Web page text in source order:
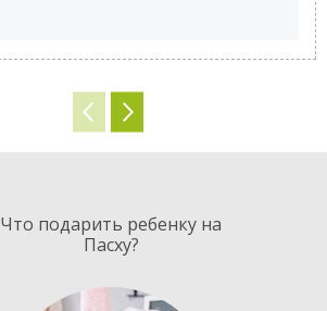
Что подарить ребенку на
Пасху?